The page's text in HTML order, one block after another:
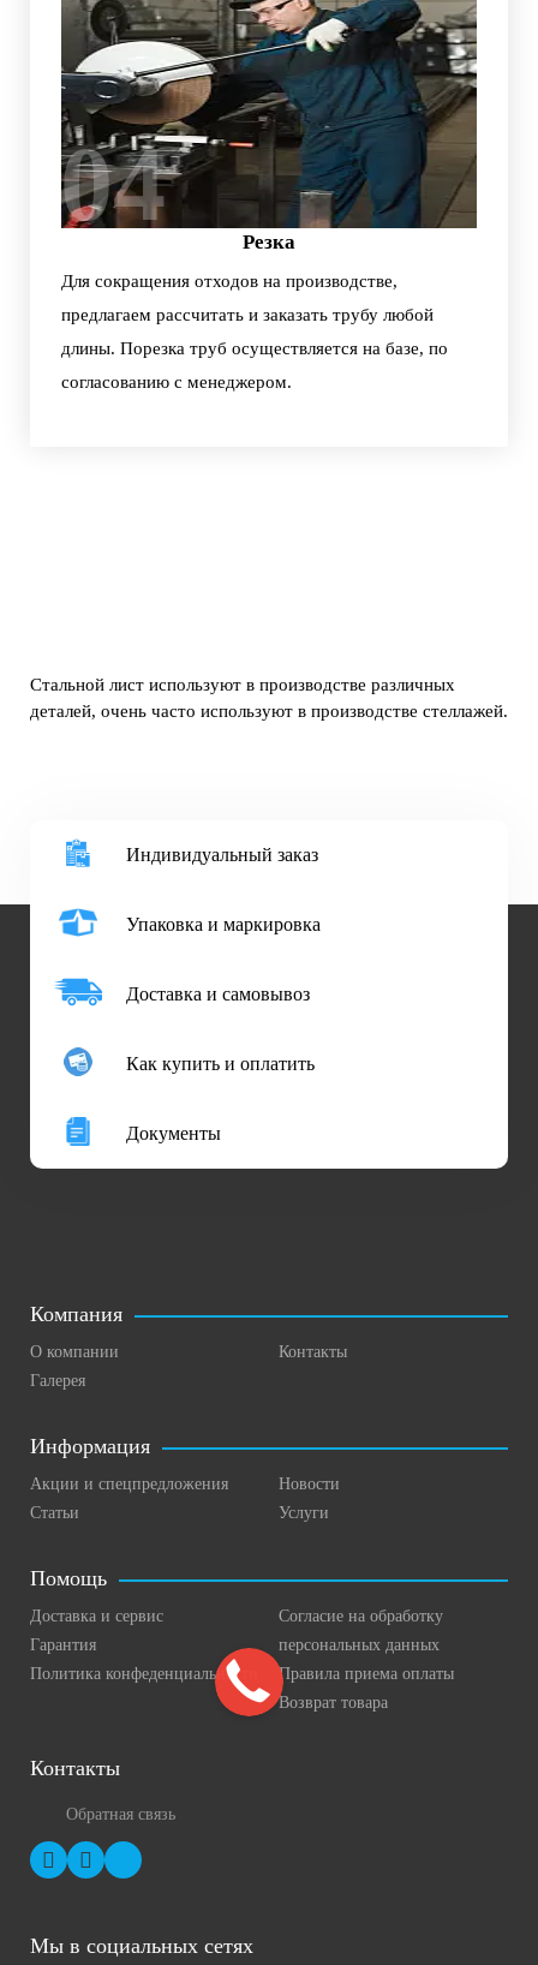
04 Резка
Для сокращения отходов на производстве,
предлагаем рассчитать и заказать трубу любой
длины. Порезка труб осуществляется на базе, по
согласованию с менеджером.
Стальной лист используют в производстве различных
деталей, очень часто используют в производстве стеллажей.
Индивидуальный заказ
Упаковка и маркировка
Доставка и самовывоз
Как купить и оплатить
Документы
Компания
О компании
Галерея
Контакты
Информация
Акции и спецпредложения
Статьи
Новости
Услуги
Помощь
Доставка и сервис
Гарантия
Политика конфеденциальности
Согласие на обработку
персональных данных
Правила приема оплаты
Возврат товара
Контакты
Обратная связь
Мы в социальных сетях